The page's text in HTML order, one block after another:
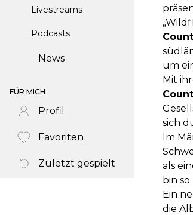
Livestreams
Podcasts
News
FÜR MICH
Profil
Favoriten
Zuletzt gespielt
um
Mit
sich
Im
als
bin
Ein
die